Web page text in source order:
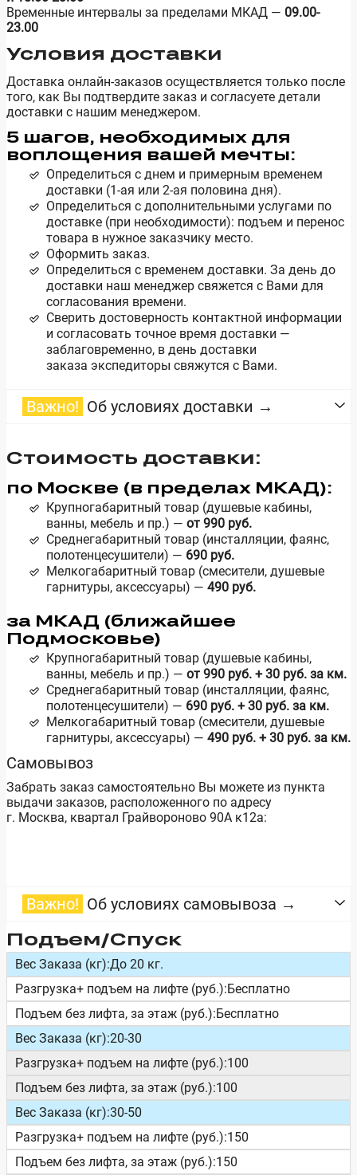
Временные интервалы за пределами МКАД — 09.00-
23.00
Условия доставки
Доставка онлайн-заказов осуществляется только после
того, как Вы подтвердите заказ и согласуете детали
доставки с нашим менеджером.
5 шагов, необходимых для
воплощения вашей мечты:
Определиться с днем и примерным временем
доставки (1-ая или 2-ая половина дня).
Определиться с дополнительными услугами по
доставке (при необходимости): подъем и перенос
товара в нужное заказчику место.
Оформить заказ.
Определиться с временем доставки. За день до
доставки наш менеджер свяжется с Вами для
согласования времени.
Сверить достоверность контактной информации
и согласовать точное время доставки —
заблаговременно, в день доставки
заказа экспедиторы свяжутся с Вами.
Важно! Об условиях доставки →
Стоимость доставки:
по Москве (в пределах МКАД):
Крупногабаритный товар (душевые кабины,
ванны, мебель и пр.) — от 990 руб.
Среднегабаритный товар (инсталляции, фаянс,
полотенцесушители) — 690 руб.
Мелкогабаритный товар (смесители, душевые
гарнитуры, аксессуары) — 490 руб.
за МКАД (ближайшее
Подмосковье)
Крупногабаритный товар (душевые кабины,
ванны, мебель и пр.) — от 990 руб. + 30 руб. за км.
Среднегабаритный товар (инсталляции, фаянс,
полотенцесушители) — 690 руб. + 30 руб. за км.
Мелкогабаритный товар (смесители, душевые
гарнитуры, аксессуары) — 490 руб. + 30 руб. за км.
Самовывоз
Забрать заказ самостоятельно Вы можете из пункта
выдачи заказов, расположенного по адресу
г. Москва, квартал Грайвороново 90А к12а:
Важно! Об условиях самовывоза →
Подъем/Спуск
Вес Заказа (кг):До 20 кг.
Разгрузка+ подъем на лифте (руб.):Бесплатно
Подъем без лифта, за этаж (руб.):Бесплатно
Вес Заказа (кг):20-30
Разгрузка+ подъем на лифте (руб.):100
Подъем без лифта, за этаж (руб.):100
Вес Заказа (кг):30-50
Разгрузка+ подъем на лифте (руб.):150
Подъем без лифта, за этаж (руб.):150